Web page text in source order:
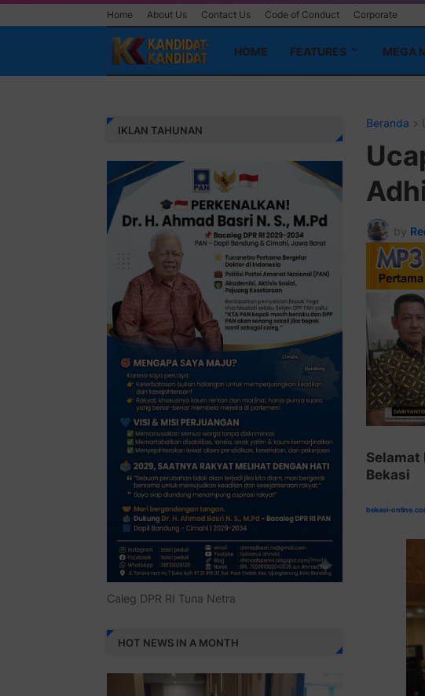
Home About Us Contact Us Code of Conduct Corporate
HOME FEATURES MEGA
Beranda
by
Selamat
Bekasi
bekasi-
IKLAN TAHUNAN
Caleg DPR RI Tuna Netra
HOT NEWS IN A MONTH